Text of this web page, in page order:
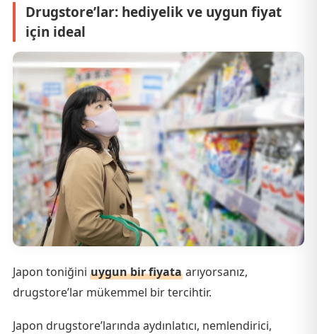
Drugstore’lar: hediyelik ve uygun fiyat
için ideal
Japon toniğini uygun bir fiyata arıyorsanız,
drugstore’lar mükemmel bir tercihtir.
Japon drugstore’larında aydınlatıcı, nemlendirici,